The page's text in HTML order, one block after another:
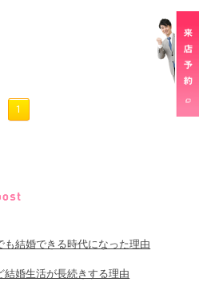
1
結婚できる時代になった理由
婚生活が長続きする理由